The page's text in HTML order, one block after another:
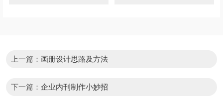
上一篇： 画册设计思路及方法
下一篇： 企业内刊制作小妙招